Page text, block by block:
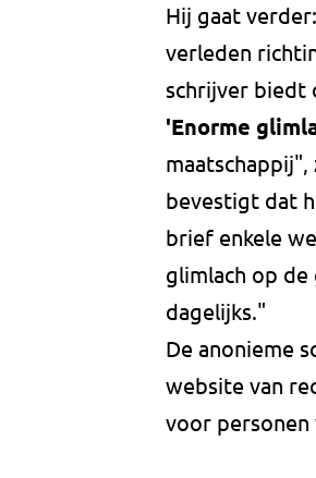
Hij gaat
verleden
schrijver biedt
'Enorme
bevestigt dat
brief enkele
glimlach op
dagelijks."
De anonieme
website van
voor personen